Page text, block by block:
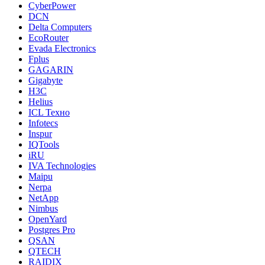
CyberPower
DCN
Delta Computers
EcoRouter
Evada Electronics
Fplus
GAGARIN
Gigabyte
H3C
Helius
ICL Техно
Infotecs
Inspur
IQTools
iRU
IVA Technologies
Maipu
Nerpa
NetApp
Nimbus
OpenYard
Postgres Pro
QSAN
QTECH
RAIDIX